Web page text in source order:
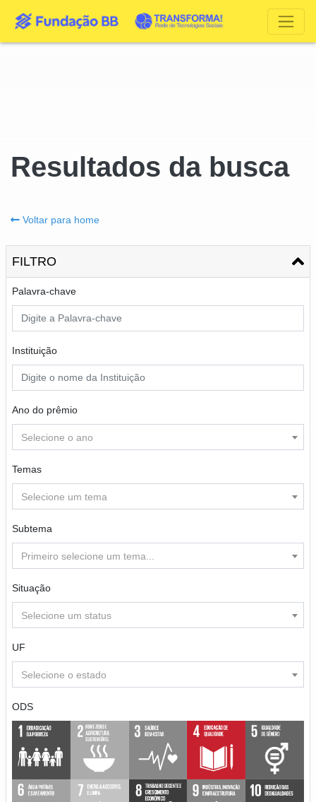
Resultados da busca
Voltar para home
FILTRO
Palavra-chave
Instituição
Ano do prêmio
Selecione o ano
Temas
Selecione um tema
Subtema
Primeiro selecione um tema...
Situação
Selecione um status
UF
Selecione o estado
ODS